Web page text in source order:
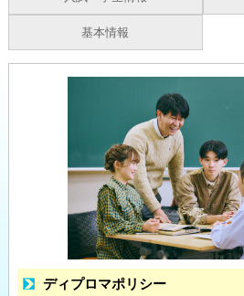
基本情報
ディプロマポリシー